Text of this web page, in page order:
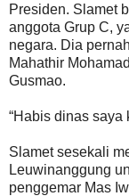
Presiden. Slamet
anggota Grup C,
negara. Dia
Mahathir
Gusmao.
“Habis dinas saya
Slamet sesekali
Leuwinanggung
penggemar Mas